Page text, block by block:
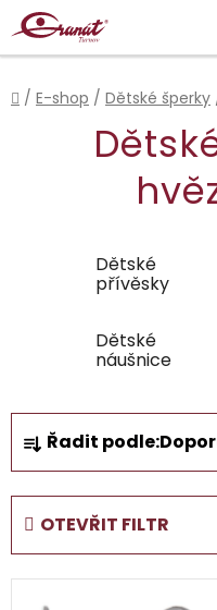
Přejít
na
obsah
Domů
/ E-shop / Dětské šperky
Dětské
přívěsky
Dětské
náušnice
Ř
a
z
e
n
í
Řadit podle:
OTEVŘIT FILTR
V